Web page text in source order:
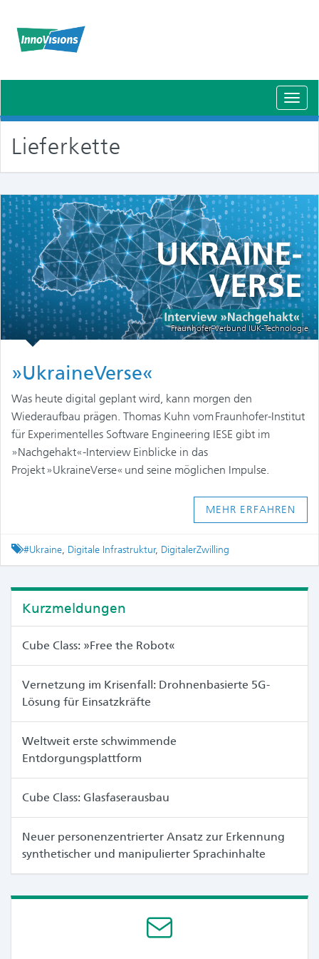
Lieferkette
Fraunhofer-Verbund IUK-Technologie
»UkraineVerse«
Was heute digital geplant wird, kann morgen den
Wiederaufbau prägen. Thomas Kuhn vom Fraunhofer-Institut
für Experimentelles Software Engineering IESE gibt im
»Nachgehakt«-Interview Einblicke in das
Projekt »UkraineVerse« und seine möglichen Impulse.
MEHR ERFAHREN
Tagged
#Ukraine, Digitale Infrastruktur, DigitalerZwilling
Kurzmeldungen
Cube Class: »Free the Robot«
Vernetzung im Krisenfall: Drohnenbasierte 5G-
Lösung für Einsatzkräfte
Weltweit erste schwimmende
Entdorgungsplattform
Cube Class: Glasfaserausbau
Neuer personenzentrierter Ansatz zur Erkennung
synthetischer und manipulierter Sprachinhalte